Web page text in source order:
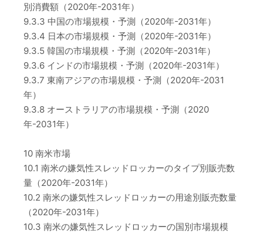
別消費額（2020年-2031年）
9.3.3 中国の市場規模・予測（2020年-2031年）
9.3.4 日本の市場規模・予測（2020年-2031年）
9.3.5 韓国の市場規模・予測（2020年-2031年）
9.3.6 インドの市場規模・予測（2020年-2031年）
9.3.7 東南アジアの市場規模・予測（2020年-2031
年）
9.3.8 オーストラリアの市場規模・予測（2020
年-2031年）
10 南米市場
10.1 南米の嫌気性スレッドロッカーのタイプ別販売数
量（2020年-2031年）
10.2 南米の嫌気性スレッドロッカーの用途別販売数量
（2020年-2031年）
10.3 南米の嫌気性スレッドロッカーの国別市場規模